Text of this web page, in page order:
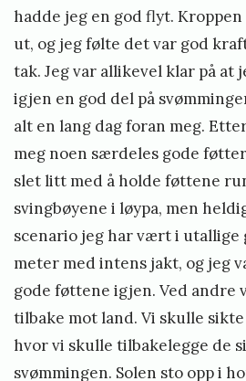
hadde jeg en god flyt.
ut, og jeg følte det var god
tak. Jeg var allikevel klar på at
igjen en god del på
alt en lang dag foran meg.
meg noen særdeles gode
slet litt med å holde føttene
svingbøyene i løypa, men
scenario jeg har vært i utallige
meter med intens jakt, og jeg
gode føttene igjen. Ved andre
tilbake mot land. Vi skulle
hvor vi skulle tilbakelegge de
svømmingen. Solen sto opp i